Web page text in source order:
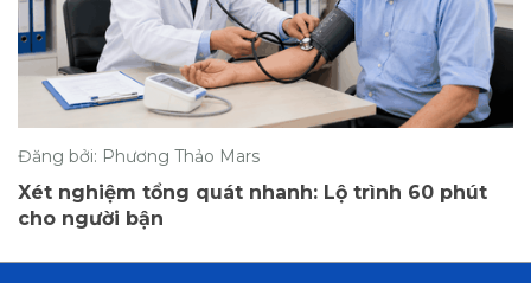
Đăng bởi: Phương Thảo Mars
Xét nghiệm tổng quát nhanh: Lộ trình 60 phút
cho người bận